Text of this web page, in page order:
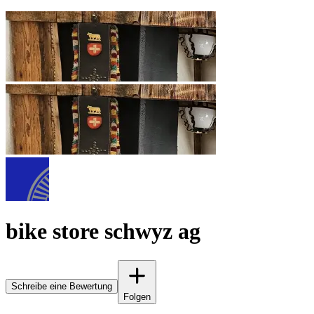
bike store schwyz ag
Schreibe eine Bewertung
Folgen